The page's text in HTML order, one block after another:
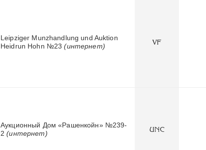
Leipziger Munzhandlung und Auktion
Heidrun Hohn №23(интернет)
VF
Аукционный Дом «Рашенкойн» №239-
2(интернет)
UNC